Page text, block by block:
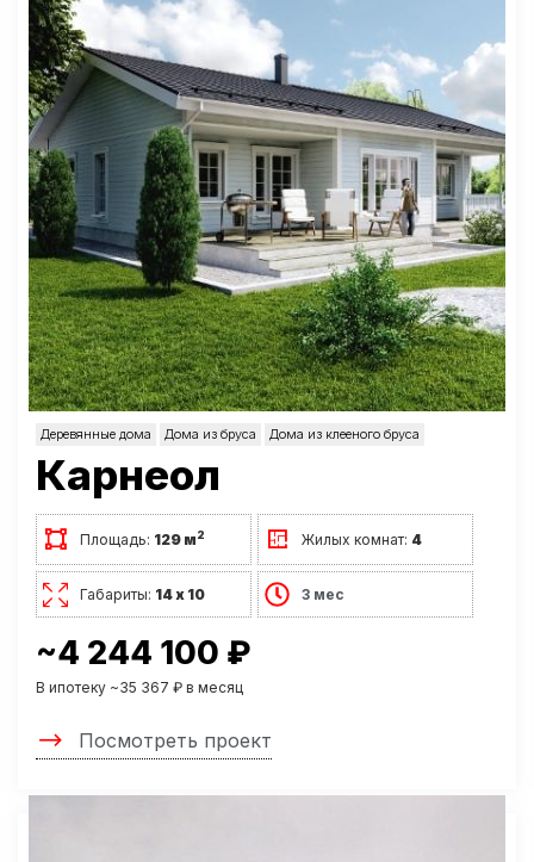
Деревянные дома Дома из бруса Дома из клееного бруса
Карнеол
Площадь: 129 м2 Жилых комнат: 4
Габариты: 14 х 10 3 мес
~4 244 100 ₽
В ипотеку ~35 367 ₽ в месяц
Посмотреть проект